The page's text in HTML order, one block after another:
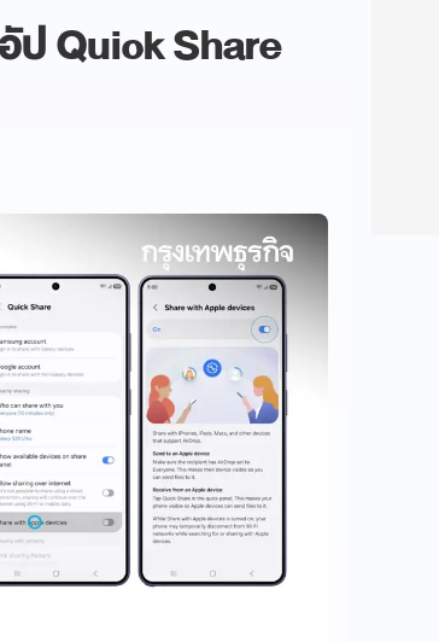
Quick Share